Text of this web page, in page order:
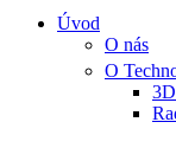
Úvod
O nás
O